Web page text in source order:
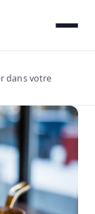
dans votre